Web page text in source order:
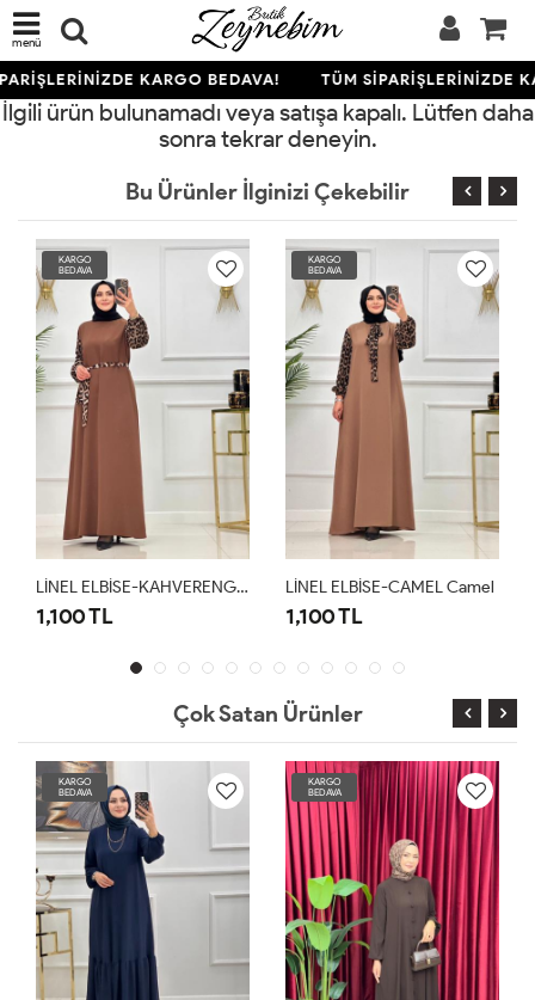
menü
KARGO BEDAVA! TÜM SİPARİŞLERİNİZDE
İlgili ürün bulunamadı veya satışa kapalı. Lütfen daha
sonra tekrar deneyin.
Bu Ürünler İlginizi Çekebilir
KARGO
BEDAVA
LİNEL ELBİSE-KAHVERENGİ Kahverengi
1,100 TL
KARGO
BEDAVA
LİNEL ELBİSE-CAMEL Camel
1,100 TL
Çok Satan Ürünler
KARGO
BEDAVA
KARGO
BEDAVA